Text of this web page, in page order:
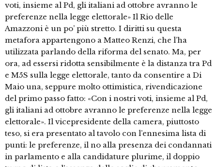
voti, insieme al Pd, gli italiani ad ottobre avranno le
preferenze nella legge elettorale» Il Rio delle
Amazzoni è un po’ più stretto. I diritti su questa
metafora appartengono a Matteo Renzi, che l’ha
utilizzata parlando della riforma del senato. Ma, per
ora, ad essersi ridotta sensibilmente è la distanza tra Pd
e M5S sulla legge elettorale, tanto da consentire a Di
Maio una, seppure molto ottimistica, rivendicazione
del primo passo fatto: «Con i nostri voti, insieme al Pd,
gli italiani ad ottobre avranno le preferenze nella legge
elettorale». Il vicepresidente della camera, piuttosto
teso, si era presentato al tavolo con l’ennesima lista di
punti: le preferenze, il no alla presenza dei condannati
in parlamento e alla candidature plurime, il doppio